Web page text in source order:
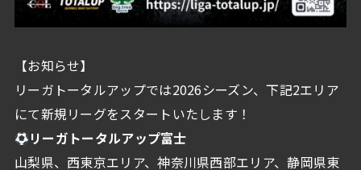
【お知らせ】
リーガトータルアップでは2026シーズン、下記2エリア
にて新規リーグをスタートいたします！
リーガトータルアップ富士
山梨県、西東京エリア、神奈川県西部エリア、静岡県東